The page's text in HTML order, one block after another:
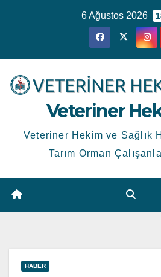
6 Ağustos 2026
Veteriner
Veteriner Hekim ve Sağlık
Tarım Orman
HABER